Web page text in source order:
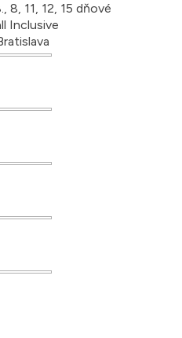
8, 11, 12, 15 dňové
Inclusive